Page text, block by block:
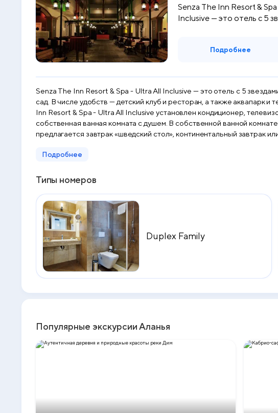
Senza The Inn Resort &
Inclusive — это отель с 5
Подробнее
Senza The Inn Resort & Spa - Ultra All Inclusive — это отель с 5
сад. В числе удобств — детский клуб и ресторан, а также аквапарк и терраса.
Inn Resort & Spa - Ultra All Inclusive установлен кондиционер,
собственная ванная комната с душем. В собственной ванной комнате
предлагается завтрак «шведский стол», континентальный завтрак или азиатский завтрак. Гости Senza The Inn Resort & Spa - Ultra All
The Inn Resort & Spa - Ultra All Inclusive располагается в 800 м и 17
Подробнее
Типы номеров
Duplex Family
Популярные экскурсии Аланья